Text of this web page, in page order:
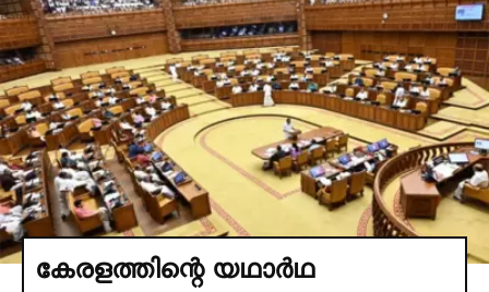
കേരളത്തിന്റെ യഥാര്‍ഥ